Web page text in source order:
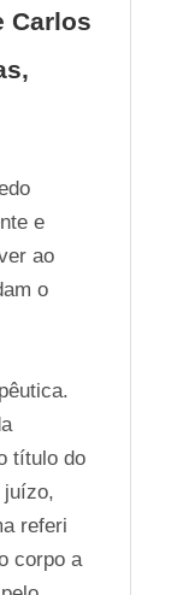
Carlos
e
ao
o
título do
juízo,
referi
corpo a